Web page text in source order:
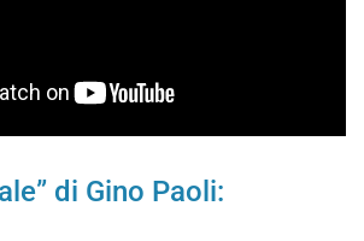
di Gino Paoli: